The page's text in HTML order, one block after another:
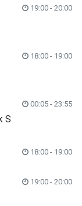
19:00 - 20:00
18:00 - 19:00
00:05 - 23:55
S
18:00 - 19:00
19:00 - 20:00